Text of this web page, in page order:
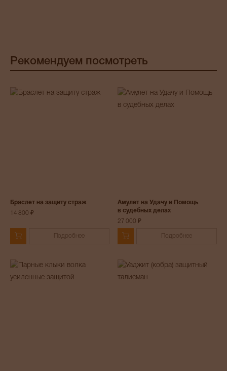
Рекомендуем посмотреть
Браслет на защиту страж
14 800 ₽
Подробнее
Амулет на Удачу и Помощь
в судебных делах
27 000 ₽
Подробнее